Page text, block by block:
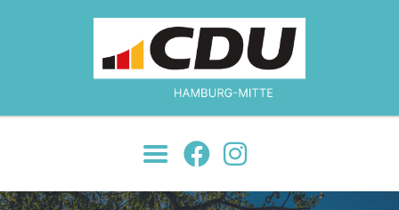
MOIN!
ÜBER UNS
JETZT ENGAGIEREN!
NEWS